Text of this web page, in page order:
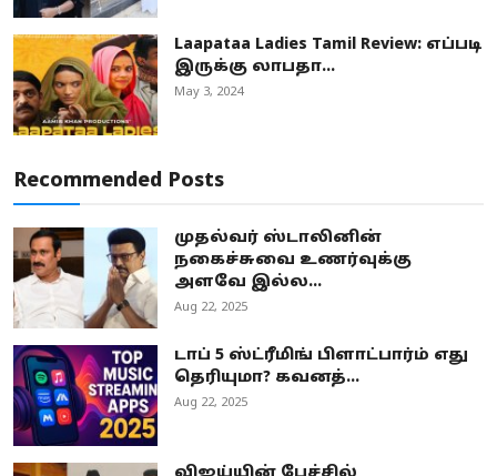
Laapataa Ladies Tamil Review: எப்படி
இருக்கு லாபதா...
May 3, 2024
Recommended Posts
முதல்வர் ஸ்டாலினின்
நகைச்சுவை உணர்வுக்கு
அளவே இல்ல...
Aug 22, 2025
டாப் 5 ஸ்ட்ரீமிங் பிளாட்பார்ம் எது
தெரியுமா? கவனத்...
Aug 22, 2025